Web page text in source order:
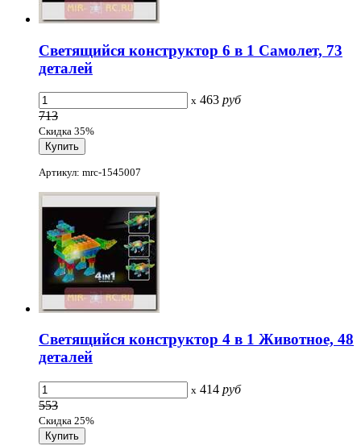
Светящийся конструктор 6 в 1 Самолет, 73
деталей
x 463 руб
713
Скидка 35%
Артикул: mrc-1545007
Светящийся конструктор 4 в 1 Животное, 48
деталей
x 414 руб
553
Скидка 25%